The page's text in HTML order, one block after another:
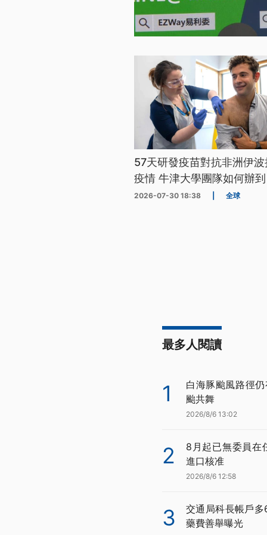
57天研發疫苗對抗非洲伊
疫情 牛津大學團隊如何辦
2026-07-30 18:38 全球
最多人閱讀
1
白海豚颱風路徑
颱共舞
2026/8/6 13:02
2
8月起已無委員在
進口核准
2026/8/6 12:58
3
交通局科長帳戶
藥費善舉曝光